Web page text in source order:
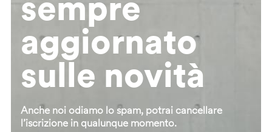
aggiornato
sulle novità
Anche noi odiamo lo spam, potrai cancellare
l’iscrizione in qualunque momento.